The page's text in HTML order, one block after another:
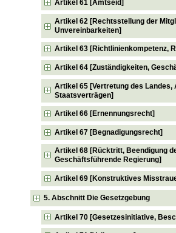
Artikel 61 [Amtseid]
Artikel 62 [Rechtsstellung der
Unvereinbarkeiten]
Artikel 63 [Richtlinienkompetenz,
Artikel 64 [Zuständigkeiten,
Artikel 65 [Vertretung des Landes,
Staatsverträgen]
Artikel 66 [Ernennungsrecht]
Artikel 67 [Begnadigungsrecht]
Artikel 68 [Rücktritt, Beendigung
Geschäftsführende Regierung]
Artikel 69 [Konstruktives
5. Abschnitt Die Gesetzgebung
Artikel 70 [Gesetzesinitiative,